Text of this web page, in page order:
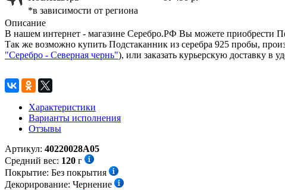
*в зависимости от региона
Описание
В нашем интернет - магазине Серебро.РФ Вы можете приобрести
Так же возможно купить Подстаканник из серебра 925 пробы,
"Серебро - Северная чернь"), или заказать курьерскую доставку в
Характеристики
Варианты исполнения
Отзывы
Артикул: 40220028А05
Средний вес: 120 г
Покрытие: Без покрытия
Декорирование: Чернение